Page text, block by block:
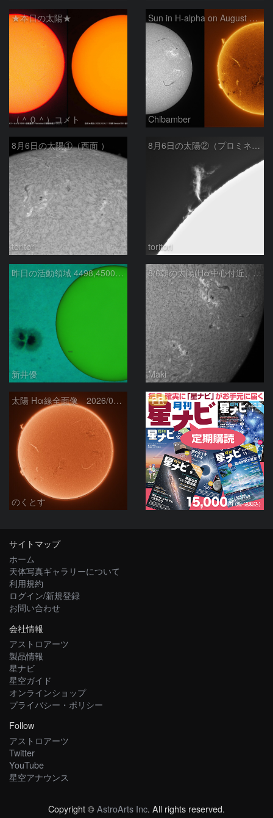
★本日の太陽★
（＾０＾）コメト
Sun in H-alpha on August 6, 2026
Chibamber
8月6日の太陽①（西面 ）
toritori
8月6日の太陽②（プロミネン北東縁 ）
toritori
昨日の活動領域 4498,4500：2026/08/05
新井優
8/6朝の太陽(Hα中心付近、4498、4502付近)
Maki
太陽 Hα線全面像 2026/08/06
のくとす
PR
サイトマップ
ホーム
天体写真ギャラリーについて
利用規約
ログイン/新規登録
お問い合わせ
会社情報
アストロアーツ
製品情報
星ナビ
星空ガイド
オンラインショップ
プライバシー・ポリシー
Follow
アストロアーツ
Twitter
YouTube
星空アナウンス
Copyright ©AstroArts Inc. All rights reserved.